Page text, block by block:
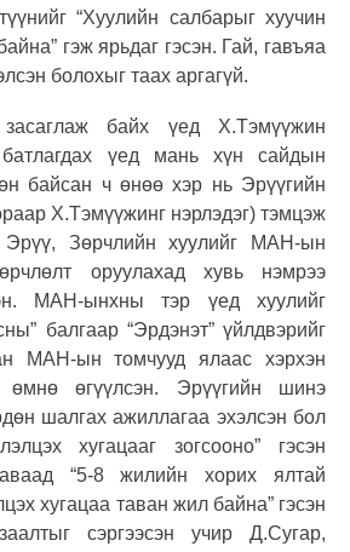
“Хуулийн салбарыг хуучин
гэж ярьдаг гэсэн. Гай, гавъяа
болохыг таах аргагүй.
байх үед Х.Тэмүүжин
үед мань хүн сайдын
байсан ч өнөө хэр нь Эрүүгийн
Х.Тэмүүжинг нэрлэдэг) тэмцэж
Эрүү, Зөрчлийн хуулийг МАН-ын
оруулахад хувь нэмрээ
МАН-ынхны тэр үед хуулийг
балгаар “Эрдэнэт” үйлдвэрийг
МАН-ын томчууд ялаас хэрхэн
өмнө өгүүлсэн. Эрүүгийн шинэ
шалгах ажиллагаа эхэлсэн бол
хугацааг зогсооно” гэсэн
“5-8 жилийн хорих ялтай
хугацаа таван жил байна” гэсэн
сэргээсэн учир Д.Сугар,